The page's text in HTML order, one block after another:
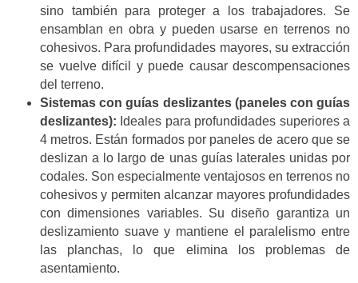
sino también para proteger a los trabajadores. Se
ensamblan en obra y pueden usarse en terrenos no
cohesivos. Para profundidades mayores, su extracción
se vuelve difícil y puede causar descompensaciones
del terreno.
Sistemas con guías deslizantes (paneles con guías
deslizantes): Ideales para profundidades superiores a
4 metros. Están formados por paneles de acero que se
deslizan a lo largo de unas guías laterales unidas por
codales. Son especialmente ventajosos en terrenos no
cohesivos y permiten alcanzar mayores profundidades
con dimensiones variables. Su diseño garantiza un
deslizamiento suave y mantiene el paralelismo entre
las planchas, lo que elimina los problemas de
asentamiento.